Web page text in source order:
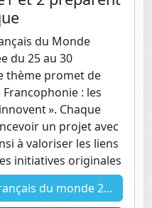
du Monde
du 25 au 30
thème promet de
: les
». Chaque
un projet avec
à valoriser les liens
initiatives originales
4e1 et 2 préparent leur guide touristique